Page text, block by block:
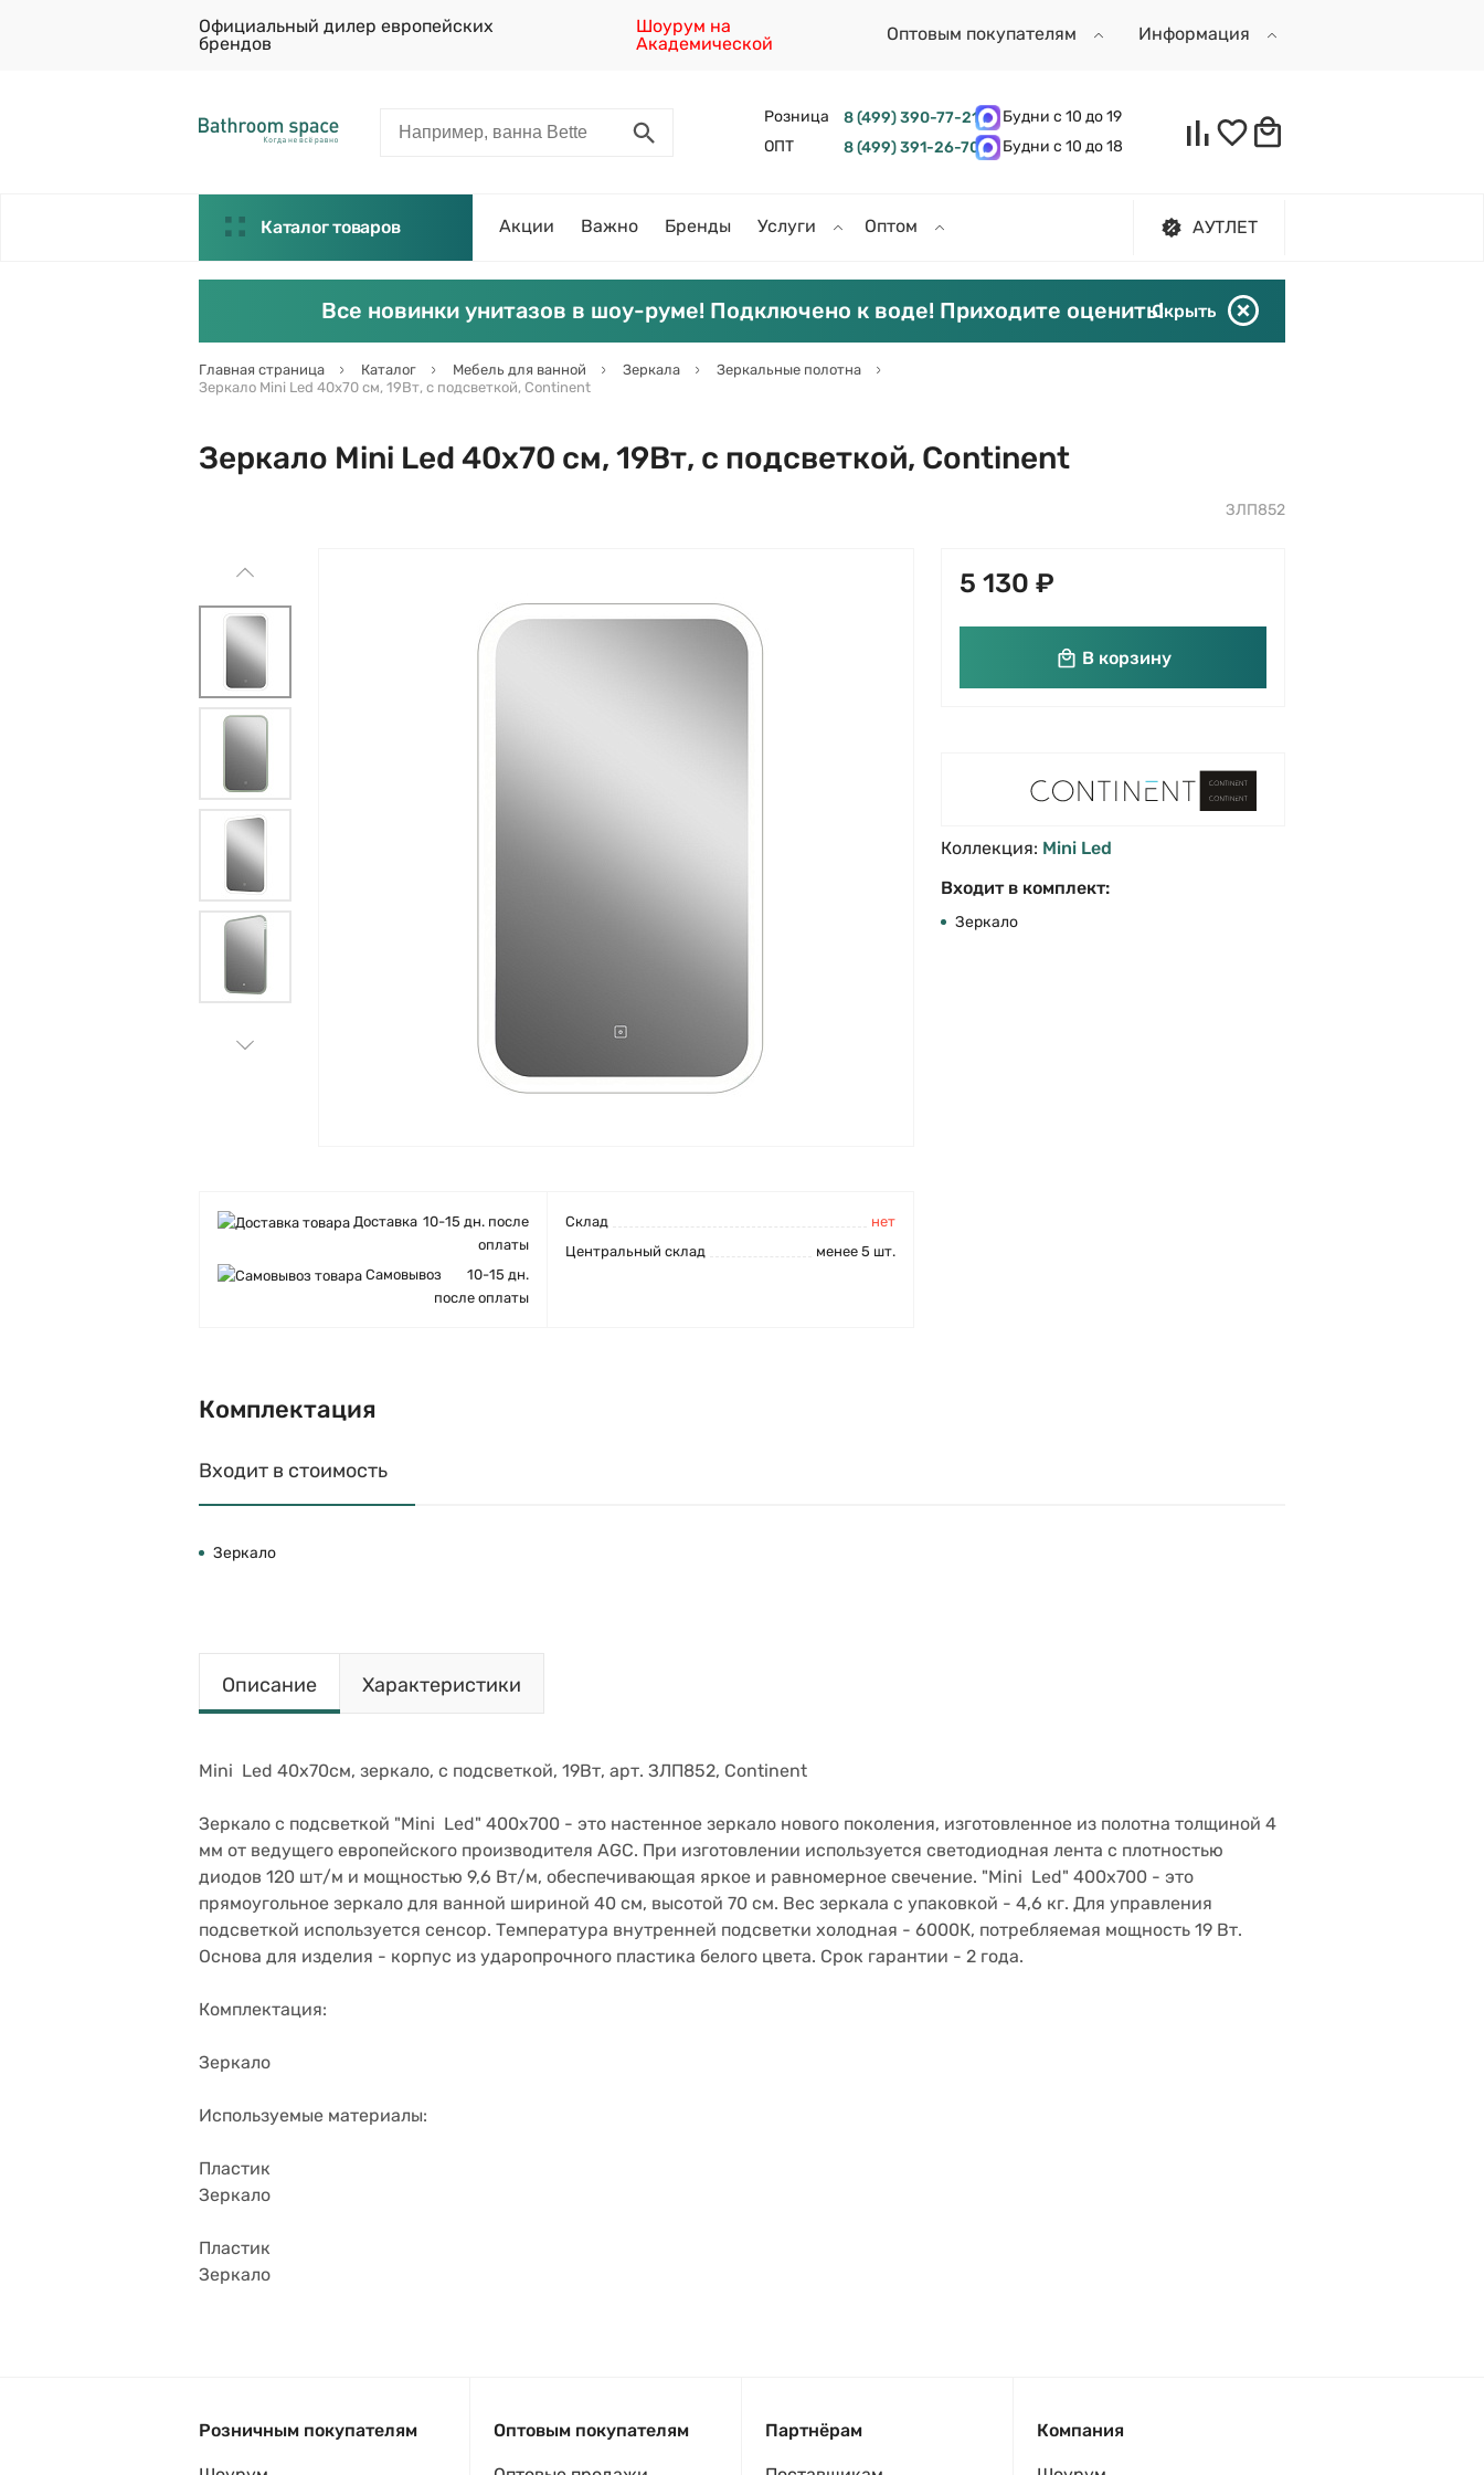
Официальный дилер европейских
брендов
Шоурум на
Академической
Оптовым покупателям Информация
Розница 8 (499) 390-77-21
Будни с 10 до 19
ОПТ
8 (499) 391-26-70 Будни с 10 до 18
Каталог товаров Акции Важно Бренды Услуги Оптом АУТЛЕТ
Все новинки унитазов в шоу-руме! Подключено к воде! Приходите оценить!Скрыть
Главная страница Каталог Мебель для ванной Зеркала
Зеркальные полотна
Зеркало Mini Led 40х70 см, 19Вт, с подсветкой, Continent
Зеркало Mini Led 40х70 см, 19Вт, с подсветкой, Continent
ЗЛП852
5 130 ₽
В корзину
Доставка 10-15 дн. после
оплаты
Самовывоз
10-15 дн.
после оплаты
Cклад
нет
Центральный склад
менее 5 шт.
Коллекция: Mini Led
Входит в комплект:
Зеркало
Комплектация
Входит в стоимость
Зеркало
Описание Характеристики
Mini Led 40х70см, зеркало, с подсветкой, 19Вт, арт. ЗЛП852, Continent
Зеркало с подсветкой "Mini Led" 400х700 - это настенное зеркало нового поколения, изготовленное из полотна толщиной 4
мм от ведущего европейского производителя AGC. При изготовлении используется светодиодная лента с плотностью
диодов 120 шт/м и мощностью 9,6 Вт/м, обеспечивающая яркое и равномерное свечение. "Mini Led" 400х700 - это
прямоугольное зеркало для ванной шириной 40 см, высотой 70 см. Вес зеркала с упаковкой - 4,6 кг. Для управления
подсветкой используется cенсор. Температура внутренней подсветки холодная - 6000К, потребляемая мощность 19 Вт.
Основа для изделия - корпус из ударопрочного пластика белого цвета. Срок гарантии - 2 года.
Комплектация:
Зеркало
Используемые материалы:
Пластик
Зеркало
Пластик
Зеркало
Розничным покупателям Оптовым покупателям Партнёрам Компания